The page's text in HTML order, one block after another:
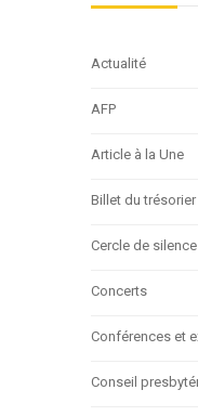
Actualité
AFP
Article à la Une
Billet du trésorier
Cercle de silence
Concerts
Conférences et
Conseil